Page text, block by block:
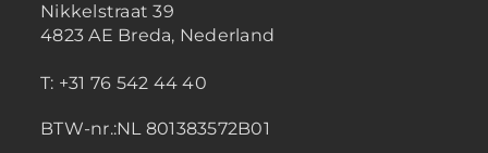
Nikkelstraat 39
4823 AE Breda, Nederland
T: +31 76 542 44 40
BTW-nr.:NL 801383572B01